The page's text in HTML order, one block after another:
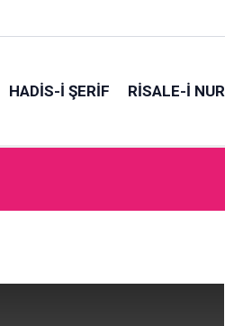
HADİS-İ ŞERİF RİSALE-İ NUR